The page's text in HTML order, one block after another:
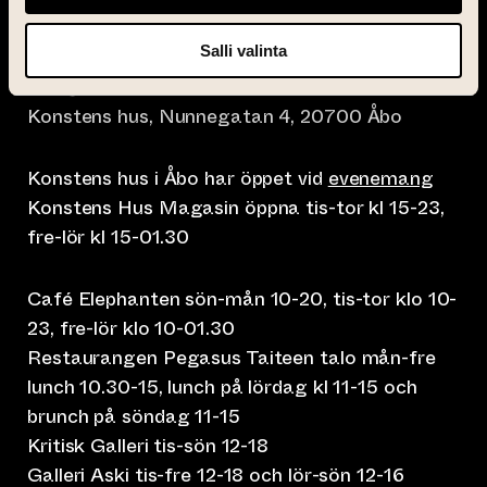
Salli valinta
info@taiteentalo.fi
Konstens hus, Nunnegatan 4, 20700 Åbo
Konstens hus i Åbo har öppet vid evenemang
Konstens Hus Magasin öppna tis-tor kl 15-23,
fre-lör kl 15-01.30
Café Elephanten sön-mån 10-20, tis-tor klo 10-
23, fre-lör klo 10-01.30
Restaurangen Pegasus Taiteen talo mån-fre
lunch 10.30-15, lunch på lördag kl 11-15 och
brunch på söndag 11-15
Kritisk Galleri tis-sön 12-18
Galleri Aski tis-fre 12-18 och lör-sön 12-16